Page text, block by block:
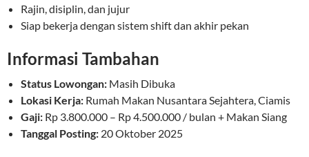
Rajin, disiplin, dan jujur
Siap bekerja dengan sistem shift dan akhir pekan
Informasi Tambahan
Status Lowongan: Masih Dibuka
Lokasi Kerja: Rumah Makan Nusantara Sejahtera, Ciamis
Gaji: Rp 3.800.000 – Rp 4.500.000 / bulan + Makan Siang
Tanggal Posting: 20 Oktober 2025